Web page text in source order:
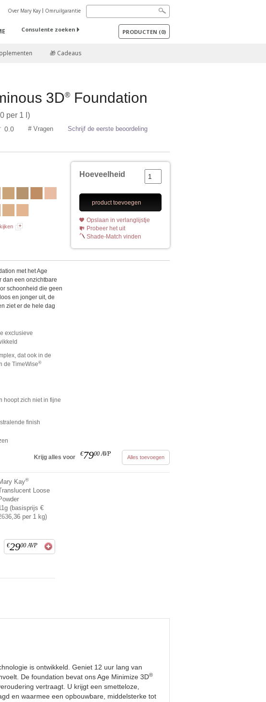
Over Mary Kay Omruilgarantie
Consulente zoeken PRODUCTEN (0)
🎁 Cadeaus
3D® Foundation
per 1 l)
0.0 # Vragen Schrijf de eerste beoordeling
Hoeveelheid
product toevoegen
Opslaan in verlanglijstje
Probeer het uit
Shade-Match vinden
met het Age
dan een onzichtbare
schoonheid die geen
en jonger uit, de
ziet er de hele dag
exclusieve
dat ook in de
de TimeWise®
hoopt zich niet in fijne
finish
Krijg alles voor €7900 AVP Alles toevoegen
Kay®
Loose
(basisprijs €
per 1 kg)
€2900 AVP
is ontwikkeld. Geniet 12 uur lang van
De foundation bevat ons Age Minimize 3D®
vertraagt. U krijgt een smetteloze,
en waarmee een opbouwbare, middelsterke tot